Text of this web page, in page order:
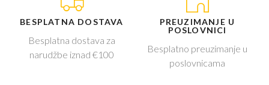
BESPLATNA DOSTAVA
Besplatna dostava za
narudžbe iznad €100
PREUZIMANJE U
POSLOVNICI
Besplatno preuzimanje u
poslovnicama